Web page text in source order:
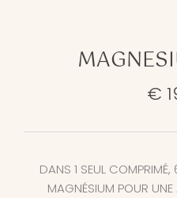
€
DANS 1 SEUL
MAGNÉSIUM POUR UNE